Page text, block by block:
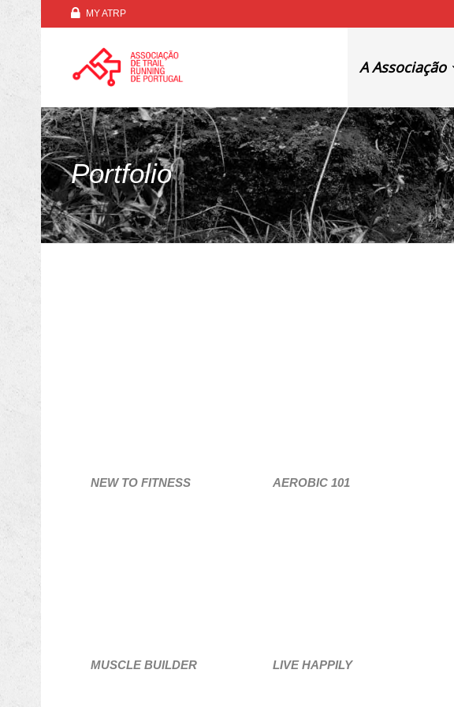
MY ATRP
A Associação
Portfolio
NEW TO FITNESS AEROBIC 101
MUSCLE BUILDER LIVE HAPPILY